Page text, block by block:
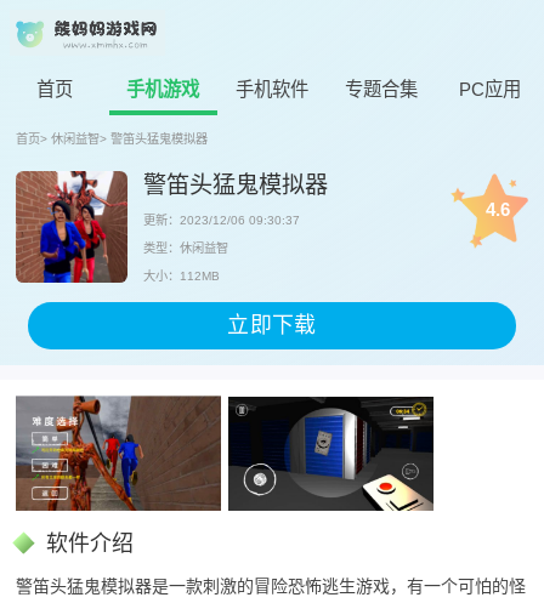
首页 手机游戏 手机软件 专题合集 PC应用
首页> 休闲益智> 警笛头猛鬼模拟器
警笛头猛鬼模拟器
更新：2023/12/06 09:30:37
类型：休闲益智
大小：112MB
4.6
立即下载
软件介绍
警笛头猛鬼模拟器是一款刺激的冒险恐怖逃生游戏，有一个可怕的怪